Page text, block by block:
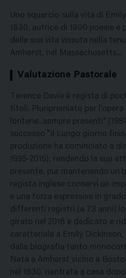
Uno squarcio sulla vita di
1830, autrice di 1800 poesie e
della sua vita vissuta nella
Amherst, nel Massachusetts...
Valutazione Pastorale
Terence Davie è regista di
titoli. Pluripremiato per l'opera
lontane...sempre presenti"
successo "Il Lungo giorno
produzione ha cominciato a
1995-2015), rendendo la sua
presente, pur mantenendo un
regista inglese conservi un
e una forza espressiva in
differenti registri (a 73 anni)
girato nel 2016 e dedicato e
caratteriale a Emily Dickinson,
dalla biografia tanto
Nata a Amherst vicino a
nel 1830, rientrata a casa